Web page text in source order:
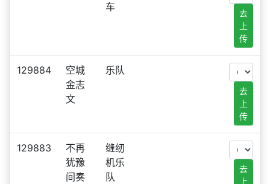
车
去
上
传
129884
空城
金志
文
乐队
去
上
传
129883
不再
犹豫
间奏
缝纫
机乐
队
去
上